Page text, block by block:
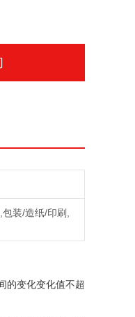
装/造纸/印刷,
的变化变化值不超